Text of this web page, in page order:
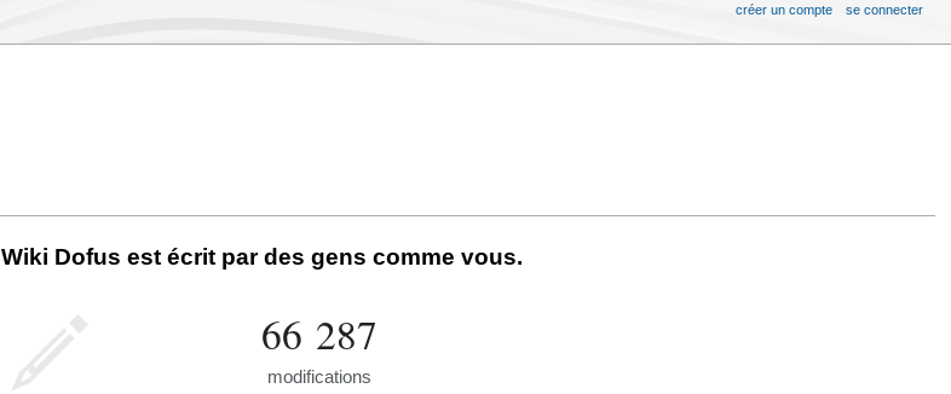
Wiki Dofus est écrit par des gens comme vous.
66 287
modifications
créer un compte se connecter